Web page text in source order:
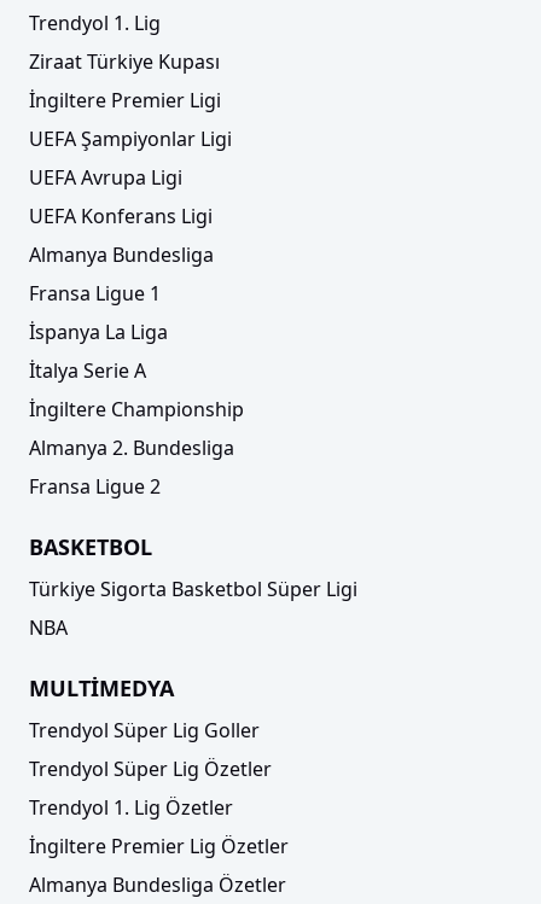
Trendyol 1. Lig
Ziraat Türkiye Kupası
İngiltere Premier Ligi
UEFA Şampiyonlar Ligi
UEFA Avrupa Ligi
UEFA Konferans Ligi
Almanya Bundesliga
Fransa Ligue 1
İspanya La Liga
İtalya Serie A
İngiltere Championship
Almanya 2. Bundesliga
Fransa Ligue 2
BASKETBOL
Türkiye Sigorta Basketbol Süper Ligi
NBA
MULTİMEDYA
Trendyol Süper Lig Goller
Trendyol Süper Lig Özetler
Trendyol 1. Lig Özetler
İngiltere Premier Lig Özetler
Almanya Bundesliga Özetler